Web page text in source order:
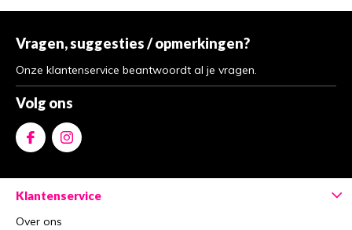
Vragen, suggesties / opmerkingen?
Onze klantenservice beantwoordt al je vragen.
Volg ons
Klantenservice
Over ons